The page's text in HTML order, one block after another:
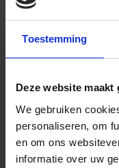
Toestemming
Deze website
We gebruiken
personaliseren, om
en om ons
informatie over uw